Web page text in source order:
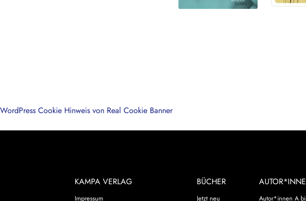
KAMPA VERLAG
Impressum
BÜCHER
Jetzt neu Autor*innen A
WordPress Cookie Hinweis von Real Cookie Banner